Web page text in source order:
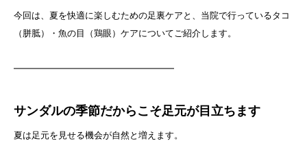
今回は、夏を快適に楽しむための足裏ケアと、当院で行っているタコ
（胼胝）・魚の目（鶏眼）ケアについてご紹介します。
━━━━━━━━━━━━━━━━━━
サンダルの季節だからこそ足元が目立ちます
夏は足元を見せる機会が自然と増えます。